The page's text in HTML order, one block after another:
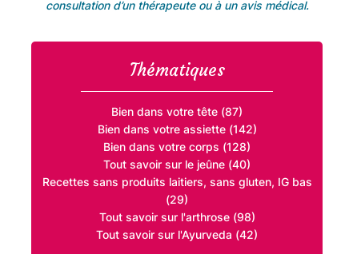
consultation d’un thérapeute ou à un avis médical.
Thématiques
Bien dans votre tête (87)
Bien dans votre assiette (142)
Bien dans votre corps (128)
Tout savoir sur le jeûne (40)
Recettes sans produits laitiers, sans gluten, IG bas
(29)
Tout savoir sur l'arthrose (98)
Tout savoir sur l'Ayurveda (42)